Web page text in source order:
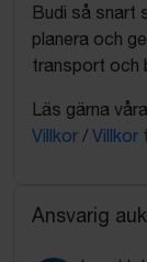
Budi så snart
planera och
transport och
Läs gärna
Villkor / Villkor
Ansvarig